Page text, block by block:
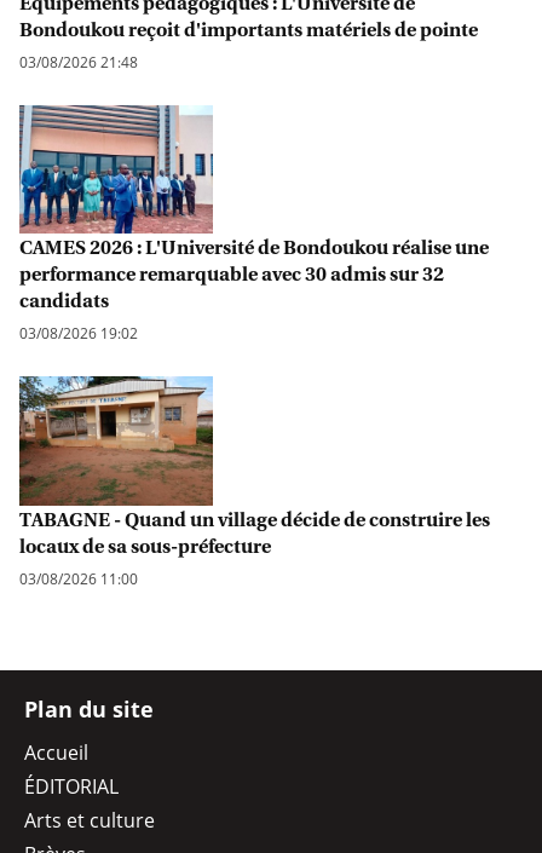
Bondoukou reçoit d'importants matériels de pointe
03/08/2026 21:48
CAMES 2026 : L'Université de Bondoukou réalise une
performance remarquable avec 30 admis sur 32
candidats
03/08/2026 19:02
TABAGNE - Quand un village décide de construire les
locaux de sa sous-préfecture
03/08/2026 11:00
Plan du site
Accueil
ÉDITORIAL
Arts et culture